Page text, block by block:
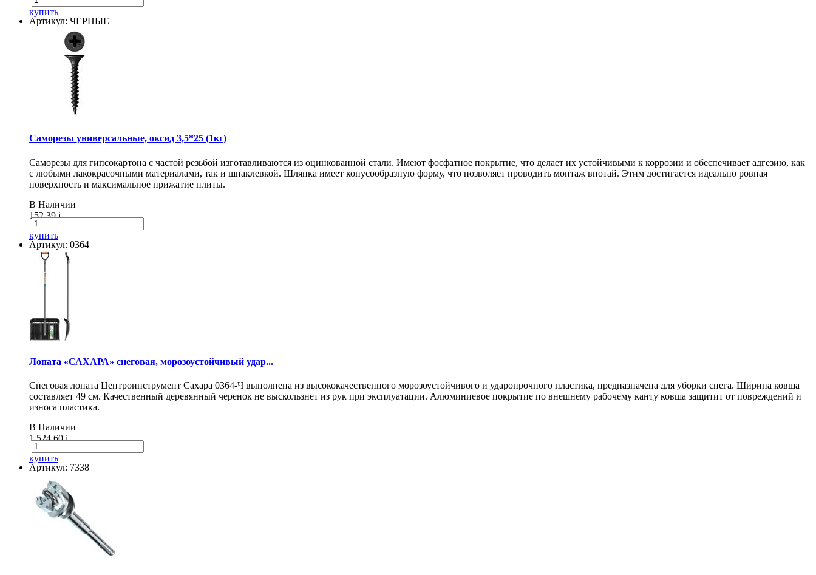
купить
Артикул: ЧЕРНЫЕ
Саморезы универсальные, оксид 3,5*25 (1кг)
Саморезы для гипсокартона с частой резьбой изготавливаются из оцинкованной стали. Имеют фосфатное покрытие, что делает их устойчивыми к коррозии и обеспечивает адгезию, как
с любыми лакокрасочными материалами, так и шпаклевкой. Шляпка имеет конусообразную форму, что позволяет проводить монтаж впотай. Этим достигается идеально ровная
поверхность и максимальное прижатие плиты.
В Наличии
152.39i
купить
Артикул: 0364
Лопата «САХАРА» снеговая, морозоустойчивый удар...
Снеговая лопата Центроинструмент Сахара 0364-Ч выполнена из высококачественного морозоустойчивого и ударопрочного пластика, предназначена для уборки снега. Ширина ковша
составляет 49 см. Качественный деревянный черенок не выскользнет из рук при эксплуатации. Алюминиевое покрытие по внешнему рабочему канту ковша защитит от повреждений и
износа пластика.
В Наличии
1 524.60i
купить
Артикул: 7338